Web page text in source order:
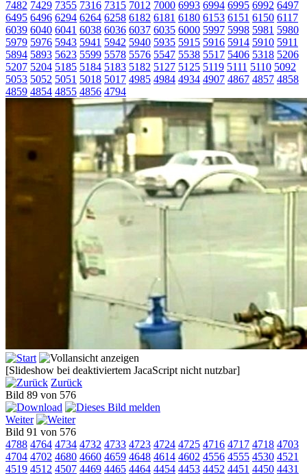
7482 7429 7355 7316 7315 7012 7000 6993 6994 6995 6992 6497
6495 6496 6294 6264 6258 6182 6181 6180 6153 6151 6150 6117
6039 6040 6041 6038 6036 6037 6035 6000 5997 5998 5981 5980
5979 5976 5943 5941 5942 5940 5935 5915 5916 5914 5910 5911
5894 5893 5623 5599 5578 5576 5547 5538 5517 5406 5318 5206
5207 5204 5185 5184 5183 5182 5127 5125 5119 5111 5110 5092
5053 5052 5051 5018 5017 4985 4984 4934 4907 4867 4857 4858
4859 4854 4855 4856 4794
[Slideshow bei deaktiviertem JacaScript nicht nutzbar]
Zurück
Bild 89 von 576
Weiter
Bild 91 von 576
4788 4764 4734 4732 4733 4723 4724 4725 4716 4717 4718 4703
4704 4702 4680 4660 4659 4648 4614 4602 4556 4555 4530 4521
4519 4512 4507 4469 4465 4464 4454 4453 4452 4451 4450 4431